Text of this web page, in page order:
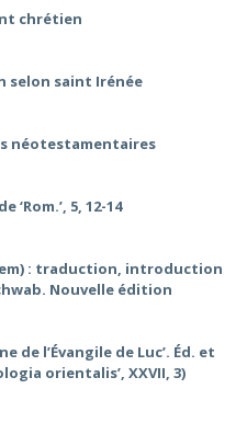
chrétien
saint Irénée
néotestamentaires
‘Rom.’, 5, 12-14
: traduction, introduction
Nouvelle édition
de l’Évangile de Luc’. Éd. et
orientalis’, XXVII, 3)